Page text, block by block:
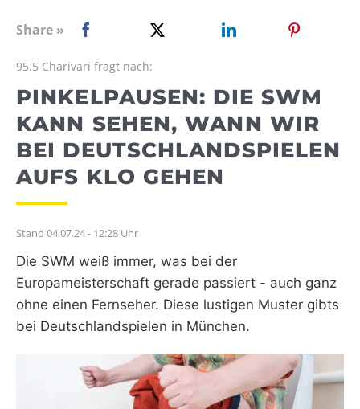
WEBRADIO
Share »
95.5 Charivari fragt nach:
PINKELPAUSEN: DIE SWM
KANN SEHEN, WANN WIR
BEI DEUTSCHLANDSPIELEN
AUFS KLO GEHEN
Stand 04.07.24 - 12:28 Uhr
Die SWM weiß immer, was bei der
Europameisterschaft gerade passiert - auch ganz
ohne einen Fernseher. Diese lustigen Muster gibts
bei Deutschlandspielen in München.